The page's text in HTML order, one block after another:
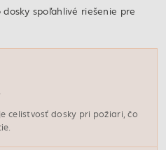
spoľahlivé riešenie pre
celistvosť dosky pri požiari, čo